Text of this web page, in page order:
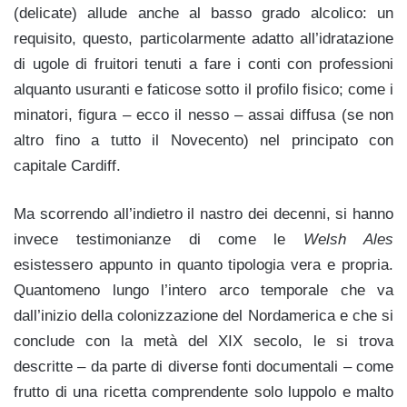
(delicate) allude anche al basso grado alcolico: un
requisito, questo, particolarmente adatto all’idratazione
di ugole di fruitori tenuti a fare i conti con professioni
alquanto usuranti e faticose sotto il profilo fisico; come i
minatori, figura – ecco il nesso – assai diffusa (se non
altro fino a tutto il Novecento) nel principato con
capitale Cardiff.
Ma scorrendo all’indietro il nastro dei decenni, si hanno
invece testimonianze di come le Welsh Ales
esistessero appunto in quanto tipologia vera e propria.
Quantomeno lungo l’intero arco temporale che va
dall’inizio della colonizzazione del Nordamerica e che si
conclude con la metà del XIX secolo, le si trova
descritte – da parte di diverse fonti documentali – come
frutto di una ricetta comprendente solo luppolo e malto